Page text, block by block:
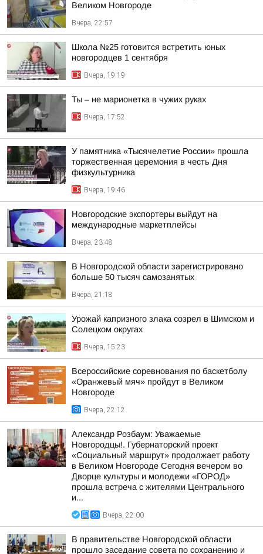
Великом Новгороде
Вчера, 22:57
Школа №25 готовится встретить юных
новгородцев 1 сентября
Вчера, 19:19
Ты – не марионетка в чужих руках
Вчера, 17:52
У памятника «Тысячелетие России» прошла
торжественная церемония в честь Дня
физкультурника
Вчера, 19:46
Новгородские экспортеры выйдут на
международные маркетплейсы
Вчера, 23:48
В Новгородской области зарегистрировано
больше 50 тысяч самозанятых
Вчера, 21:18
Урожай капризного злака созрел в Шимском и
Солецком округах
Вчера, 15:23
Всероссийские соревнования по баскетболу
«Оранжевый мяч» пройдут в Великом
Новгороде
Вчера, 22:12
Александр Розбаум: Уважаемые
Новгородцы!. Губернаторский проект
«Социальный маршрут» продолжает работу
в Великом Новгороде Сегодня вечером во
Дворце культуры и молодежи «ГОРОД»
прошла встреча с жителями Центрального
и...
Вчера, 22:00
В правительстве Новгородской области
прошло заседание совета по сохранению и